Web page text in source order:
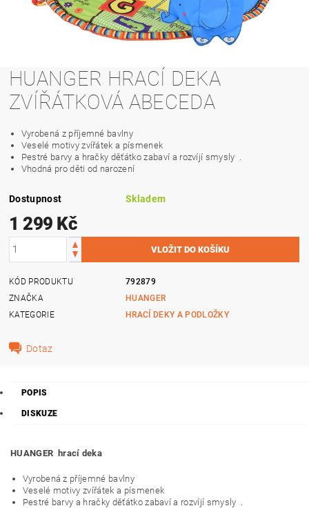
HUANGER HRACÍ DEKA
ZVÍŘÁTKOVÁ ABECEDA
Vyrobená z příjemné bavlny
Veselé motivy zvířátek a písmenek
Pestré barvy a hračky děťátko zabaví a rozvíjí smysly .
Vhodná pro děti od narození
Dostupnost Skladem
1 299 Kč
KÓD PRODUKTU
792879
ZNAČKA
HUANGER
KATEGORIE
HRACÍ DEKY A PODLOŽKY
Dotaz
POPIS
DISKUZE
HUANGER hrací deka
Vyrobená z příjemné bavlny
Veselé motivy zvířátek a písmenek
Pestré barvy a hračky děťátko zabaví a rozvíjí smysly .